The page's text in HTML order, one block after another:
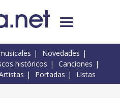
Novedades
históricos
Canciones
Portadas Listas